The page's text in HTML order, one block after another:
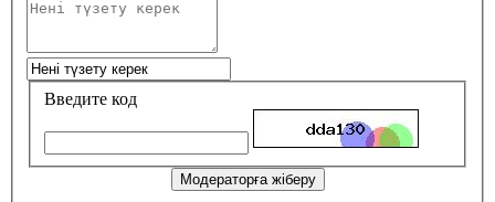
Введите код
Модераторға жіберу